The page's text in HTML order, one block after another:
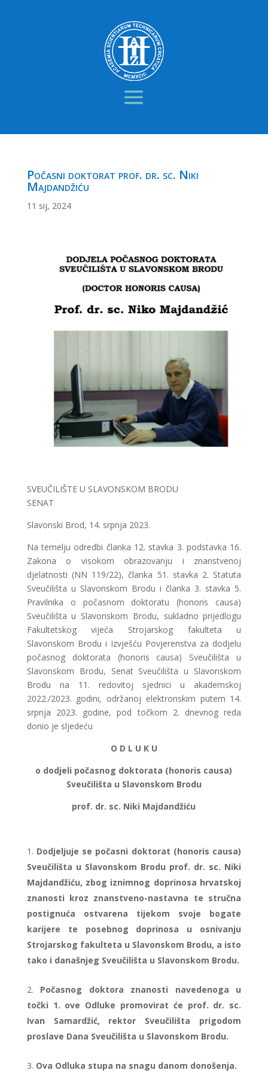
Počasni doktorat prof. dr. sc. Niki
Majdandžiću
11 sij, 2024
SVEUČILIŠTE U SLAVONSKOM BRODU
SENAT
Slavonski Brod, 14. srpnja 2023.
Na temelju odredbi članka 12. stavka 3. podstavka 16.
Zakona o visokom obrazovanju i znanstvenoj
djelatnosti (NN 119/22), članka 51. stavka 2. Statuta
Sveučilišta u Slavonskom Brodu i članka 3. stavka 5.
Pravilnika o počasnom doktoratu (honoris causa)
Sveučilišta u Slavonskom Brodu, sukladno prijedlogu
Fakultetskog vijeća Strojarskog fakulteta u
Slavonskom Brodu i Izvješću Povjerenstva za dodjelu
počasnog doktorata (honoris causa) Sveučilišta u
Slavonskom Brodu, Senat Sveučilišta u Slavonskom
Brodu na 11. redovitoj sjednici u akademskoj
2022./2023. godini, održanoj elektronskim putem 14.
srpnja 2023. godine, pod točkom 2. dnevnog reda
donio je sljedeću
O D L U K U
o dodjeli počasnog doktorata (honoris causa)
Sveučilišta u Slavonskom Brodu
prof. dr. sc. Niki Majdandžiću
Dodjeljuje se počasni doktorat (honoris causa)
Sveučilišta u Slavonskom Brodu prof. dr. sc. Niki
Majdandžiću, zbog iznimnog doprinosa hrvatskoj
znanosti kroz znanstveno-nastavna te stručna
postignuća ostvarena tijekom svoje bogate
karijere te posebnog doprinosa u osnivanju
Strojarskog fakulteta u Slavonskom Brodu, a isto
tako i današnjeg Sveučilišta u Slavonskom Brodu.
Počasnog doktora znanosti navedenoga u
točki 1. ove Odluke promovirat će prof. dr. sc.
Ivan Samardžić, rektor Sveučilišta prigodom
proslave Dana Sveučilišta u Slavonskom Brodu.
Ova Odluka stupa na snagu danom donošenja.